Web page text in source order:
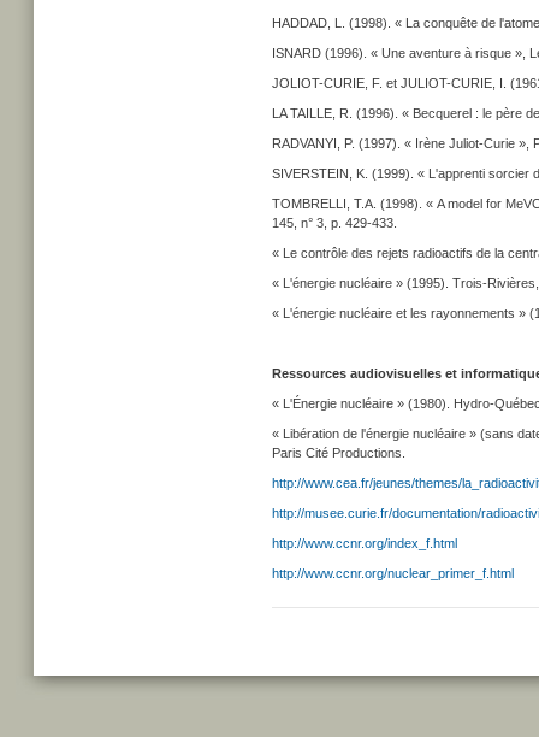
HADDAD, L. (1998). « La conquête de
ISNARD (1996). « Une aventure à risque »,
JOLIOT-CURIE, F. et JULIOT-CURIE, I.
LA TAILLE, R. (1996). « Becquerel : le père
RADVANYI, P. (1997). « Irène Juliot-Curie »,
SIVERSTEIN, K. (1999). « L'apprenti sorcier
TOMBRELLI, T.A. (1998). « A model for
145, n° 3, p. 429-433.
« Le contrôle des rejets radioactifs de la
« L'énergie nucléaire » (1995). Trois-
« L'énergie nucléaire et les rayonnements »
Ressources audiovisuelles et
« L'Énergie nucléaire » (1980). Hydro-
« Libération de l'énergie nucléaire » (sans
Paris Cité Productions.
http://www.cea.fr/jeunes/themes/
http://musee.curie.fr/documentation/
http://www.ccnr.org/index_f.html
http://www.ccnr.org/nuclear_primer_f.html